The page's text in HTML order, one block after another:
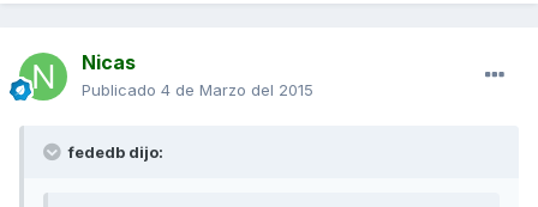
Nicas
Publicado 4 de Marzo del 2015
fededb dijo: